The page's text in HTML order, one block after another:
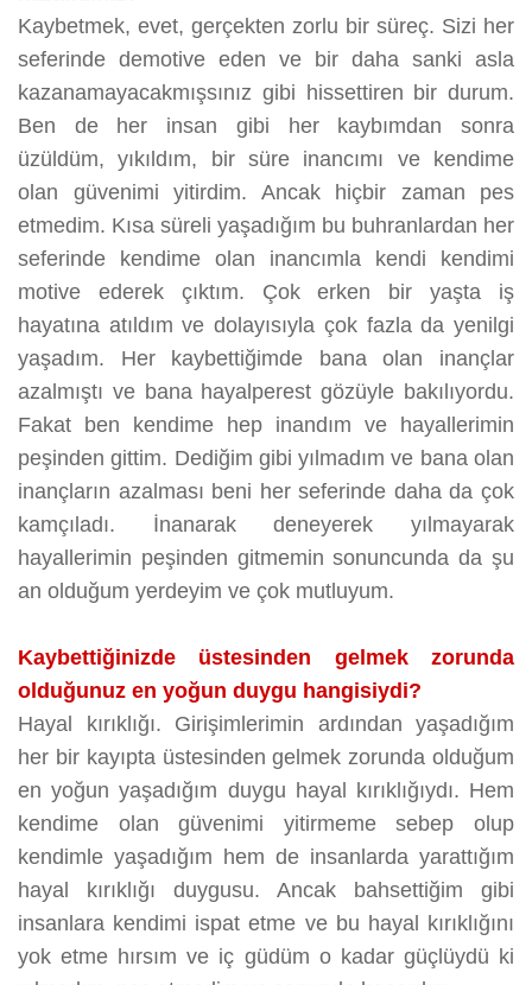
Kaybetmek, evet, gerçekten zorlu bir süreç. Sizi her
seferinde demotive eden ve bir daha sanki asla
kazanamayacakmışsınız gibi hissettiren bir durum.
Ben de her insan gibi her kaybımdan sonra
üzüldüm, yıkıldım, bir süre inancımı ve kendime
olan güvenimi yitirdim. Ancak hiçbir zaman pes
etmedim. Kısa süreli yaşadığım bu buhranlardan her
seferinde kendime olan inancımla kendi kendimi
motive ederek çıktım. Çok erken bir yaşta iş
hayatına atıldım ve dolayısıyla çok fazla da yenilgi
yaşadım. Her kaybettiğimde bana olan inançlar
azalmıştı ve bana hayalperest gözüyle bakılıyordu.
Fakat ben kendime hep inandım ve hayallerimin
peşinden gittim. Dediğim gibi yılmadım ve bana olan
inançların azalması beni her seferinde daha da çok
kamçıladı. İnanarak deneyerek yılmayarak
hayallerimin peşinden gitmemin sonuncunda da şu
an olduğum yerdeyim ve çok mutluyum.
Kaybettiğinizde üstesinden gelmek zorunda
olduğunuz en yoğun duygu hangisiydi?
Hayal kırıklığı. Girişimlerimin ardından yaşadığım
her bir kayıpta üstesinden gelmek zorunda olduğum
en yoğun yaşadığım duygu hayal kırıklığıydı. Hem
kendime olan güvenimi yitirmeme sebep olup
kendimle yaşadığım hem de insanlarda yarattığım
hayal kırıklığı duygusu. Ancak bahsettiğim gibi
insanlara kendimi ispat etme ve bu hayal kırıklığını
yok etme hırsım ve iç güdüm o kadar güçlüydü ki